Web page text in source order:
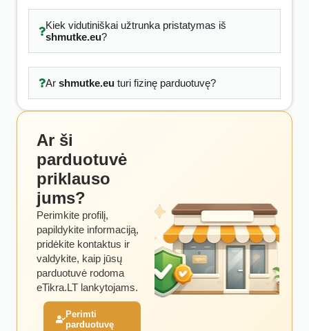
Kiek vidutiniškai užtrunka pristatymas iš
shmutke.eu?
Ar shmutke.euturi fizinę parduotuvę?
Ar ši
parduotuvė
priklauso
jums?
Perimkite profilį,
papildykite informaciją,
pridėkite kontaktus ir
valdykite, kaip jūsų
parduotuvė rodoma
eTikra.LT lankytojams.
Perimti
parduotuvę